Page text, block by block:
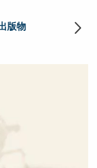
版物